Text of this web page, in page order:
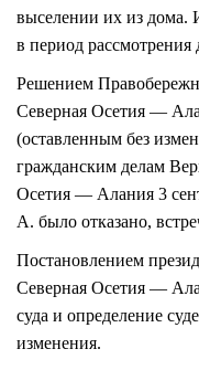
выселении их из
в период рассмотрения
Решением
Северная Осетия —
(оставленным без
гражданским делам
Осетия — Алания 3
А. было отказано,
Постановлением
Северная Осетия —
суда и определение
изменения.